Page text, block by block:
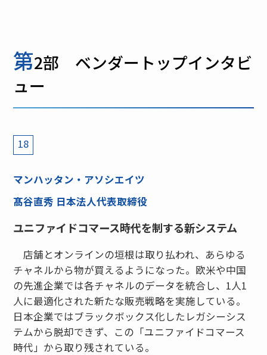
第2部 ベンダートップインタビ
ュー
18
マンハッタン・アソシエイツ
髙谷直秀 日本法人代表取締役
ユニファイドコマース時代を制する新システム
店舗とオンラインの垣根は取り払われ、あらゆる
チャネルから物が買えるようになった。欧米や中国
の先進企業では各チャネルのデータを統合し、1人1
人に最適化された新たな販売戦略を実施している。
日本企業ではブラックボックス化したレガシーシス
テムから脱却できず、この「ユニファイドコマース
時代」から取り残されている。